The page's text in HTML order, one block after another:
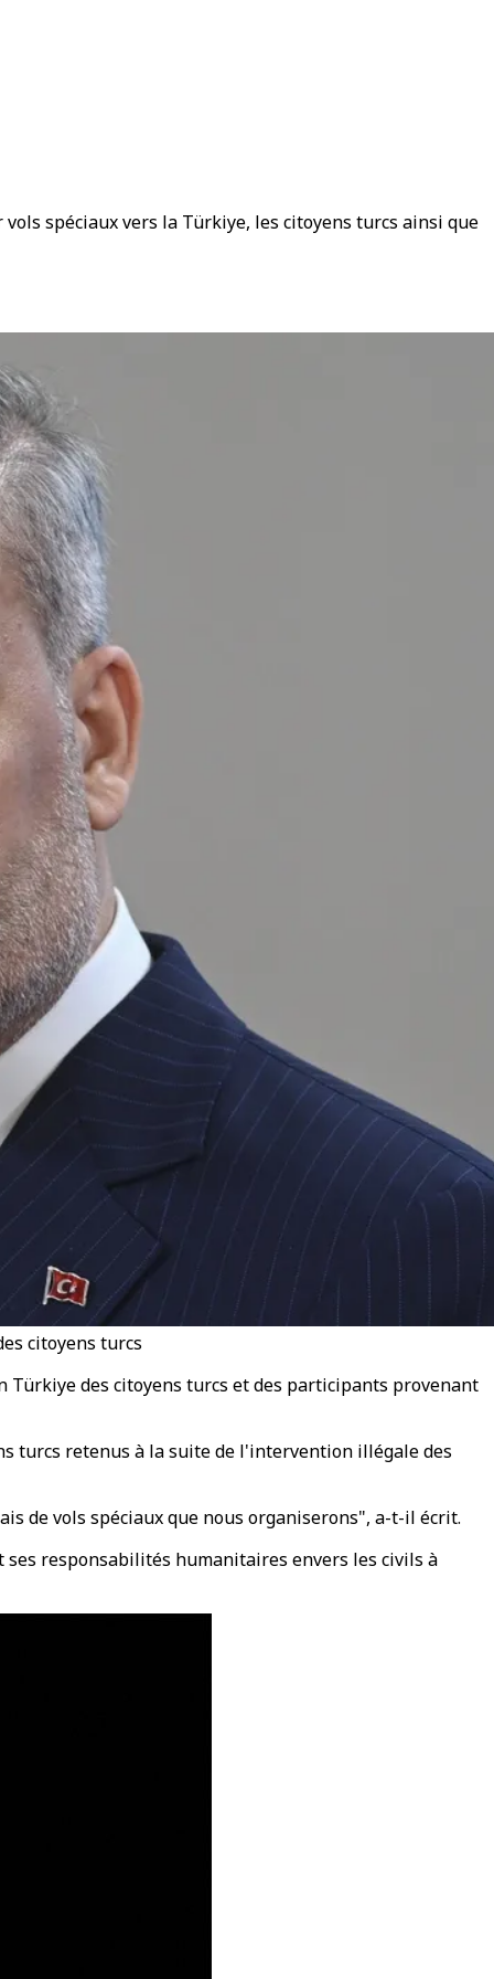
spéciaux vers la Türkiye, les citoyens turcs ainsi que
citoyens turcs
Türkiye des citoyens turcs et des participants provenant
turcs retenus à la suite de l'intervention illégale des
de vols spéciaux que nous organiserons", a-t-il écrit.
responsabilités humanitaires envers les civils à